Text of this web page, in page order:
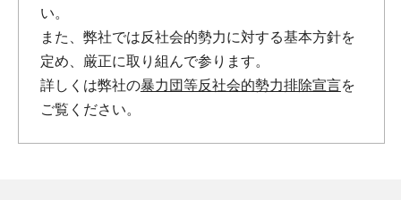
い。
また、弊社では反社会的勢力に対する基本方針を
定め、厳正に取り組んで参ります。
詳しくは弊社の暴力団等反社会的勢力排除宣言を
ご覧ください。